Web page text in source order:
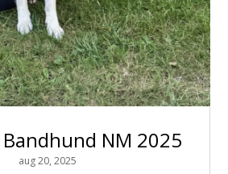
NM 2025
aug 20, 2025